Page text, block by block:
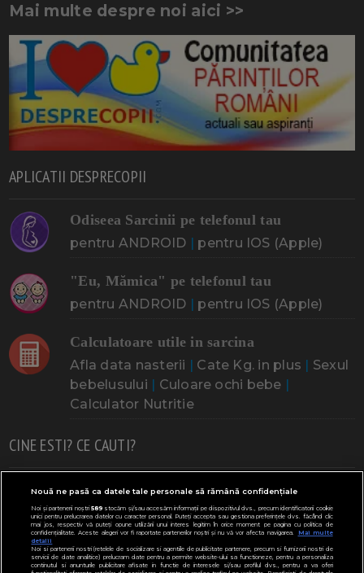
Mai multe despre noi aici >>
APLICATII DESPRECOPII
Odiseea Sarcinii pe telefonul tau
pentru ANDROID | pentru IOS (Apple)
"Eu, Mămica" pe telefonul tau
pentru ANDROID | pentru IOS (Apple)
Calculatoare utile in sarcina
Afla data nasterii | Cate Kg. in plus | Sexul
bebelusului | Culoare ochi bebe |
Calculator Nutritie
CINE ESTI? CE CAUTI?
Doresc un copil Adoptia Probleme cu sarcina
Urmeaza sa nasc Probleme alaptare Bebe plange
Bebe febra Caut bona Cresa, Gradinta
Mergem la scoala Copil bolnav Copii cu nevoi speciale
Nouă ne pasă ca datele tale personale să rămână confidențiale
Noi și partenerii noștri589stocăm și/sau accesăm informații pe dispozitivul dvs., precum identificatorii cookie
unici pentru prelucrarea datelor cu caracter personal. Puteți accepta sau gestiona preferințele dvs. făcând clic
mai jos, respectiv vă puteți opune utilizării unui interes legitim în orice moment pe pagina cu politica de
confidențialitate. Aceste alegeri vor fi raportate partenerilor noștri și nu vă vor afecta navigarea.
Mai multe
detalii
Noi si partenerii nostri (retelele de socializare si agentiile de publicitate partenere, precum si furnizorii nostri de
servicii de date analitice) prelucram date pentru a permite website-ului sa functioneze, pentru a personaliza
continutul si anunturile publicitare afisate in functie de interesele si/sau profilul dvs., pentru a va oferi